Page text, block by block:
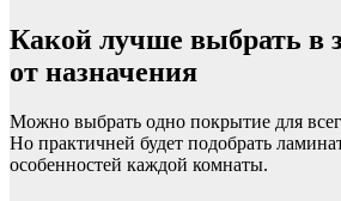
Какой лучше выбрать в
от назначения
Можно выбрать одно покрытие для
Но практичней будет подобрать
особенностей каждой комнаты.